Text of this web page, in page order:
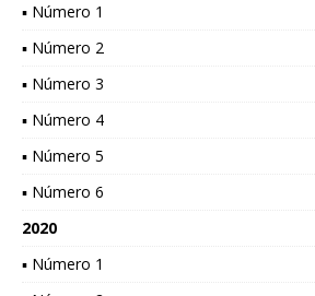
▪ Número 1
▪ Número 2
▪ Número 3
▪ Número 4
▪ Número 5
▪ Número 6
2020
▪ Número 1